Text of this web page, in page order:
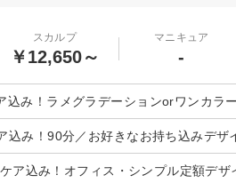
スカルプ
￥12,650～
マニキュア
-
込み！ラメグラデーションorワンカラー
込み！90分／お好きなお持ち込みデザ
ア込み！オフィス・シンプル定額デザ